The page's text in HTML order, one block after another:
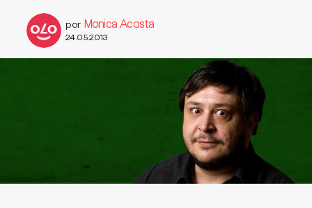
por Monica Acosta
24.05.2013